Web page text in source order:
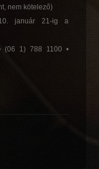
nem kötelező)
január 21-ig a
(06 1) 788 1100 •